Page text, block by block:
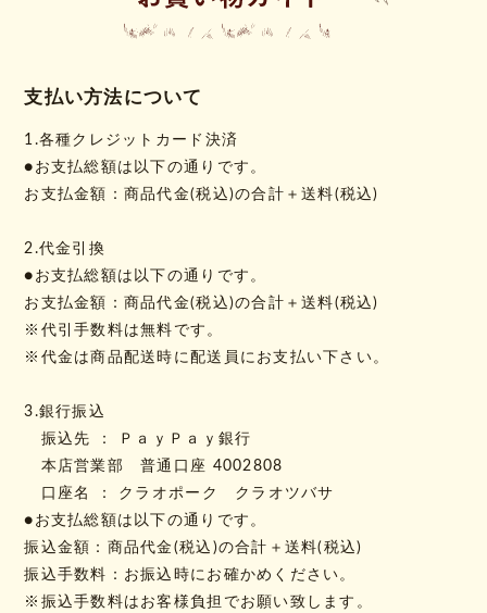
支払い方法について
1.各種クレジットカード決済
●お支払総額は以下の通りです。
お支払金額：商品代金(税込)の合計＋送料(税込)
2.代金引換
●お支払総額は以下の通りです。
お支払金額：商品代金(税込)の合計＋送料(税込)
※代引手数料は無料です。
※代金は商品配送時に配送員にお支払い下さい。
3.銀行振込
振込先 ： ＰａｙＰａｙ銀行
本店営業部 普通口座 4002808
口座名 ： クラオポーク クラオツバサ
●お支払総額は以下の通りです。
振込金額：商品代金(税込)の合計＋送料(税込)
振込手数料：お振込時にお確かめください。
※振込手数料はお客様負担でお願い致します。